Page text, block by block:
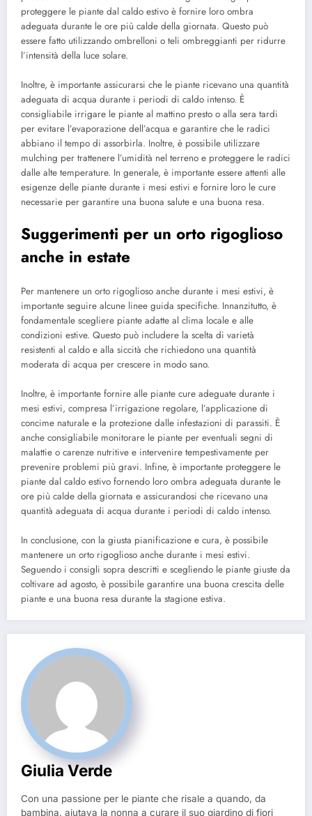
proteggere le piante dal caldo estivo è fornire loro ombra
adeguata durante le ore più calde della giornata. Questo può
essere fatto utilizzando ombrelloni o teli ombreggianti per ridurre
l’intensità della luce solare.
Inoltre, è importante assicurarsi che le piante ricevano una quantità
adeguata di acqua durante i periodi di caldo intenso. È
consigliabile irrigare le piante al mattino presto o alla sera tardi
per evitare l’evaporazione dell’acqua e garantire che le radici
abbiano il tempo di assorbirla. Inoltre, è possibile utilizzare
mulching per trattenere l’umidità nel terreno e proteggere le radici
dalle alte temperature. In generale, è importante essere attenti alle
esigenze delle piante durante i mesi estivi e fornire loro le cure
necessarie per garantire una buona salute e una buona resa.
Suggerimenti per un orto rigoglioso
anche in estate
Per mantenere un orto rigoglioso anche durante i mesi estivi, è
importante seguire alcune linee guida specifiche. Innanzitutto, è
fondamentale scegliere piante adatte al clima locale e alle
condizioni estive. Questo può includere la scelta di varietà
resistenti al caldo e alla siccità che richiedono una quantità
moderata di acqua per crescere in modo sano.
Inoltre, è importante fornire alle piante cure adeguate durante i
mesi estivi, compresa l’irrigazione regolare, l’applicazione di
concime naturale e la protezione dalle infestazioni di parassiti. È
anche consigliabile monitorare le piante per eventuali segni di
malattie o carenze nutritive e intervenire tempestivamente per
prevenire problemi più gravi. Infine, è importante proteggere le
piante dal caldo estivo fornendo loro ombra adeguata durante le
ore più calde della giornata e assicurandosi che ricevano una
quantità adeguata di acqua durante i periodi di caldo intenso.
In conclusione, con la giusta pianificazione e cura, è possibile
mantenere un orto rigoglioso anche durante i mesi estivi.
Seguendo i consigli sopra descritti e scegliendo le piante giuste da
coltivare ad agosto, è possibile garantire una buona crescita delle
piante e una buona resa durante la stagione estiva.
Giulia Verde
Con una passione per le piante che risale a quando, da
bambina, aiutava la nonna a curare il suo giardino di fiori